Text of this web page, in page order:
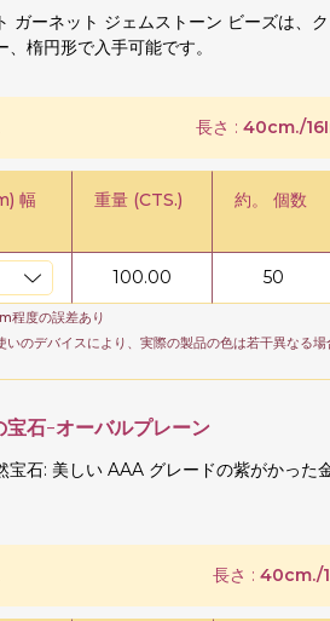
ガーネット ジェムストーン ビーズは、
、楕円形で入手可能です。
長さ : 40cm./
幅
重量 (CTS.) 約。 個数
100.00 50
程度の誤差あり
のデバイスにより、実際の製品の色は若干異なる場
宝石-オーバルプレーン
宝石: 美しい AAA グレードの紫がかっ
長さ : 40cm./